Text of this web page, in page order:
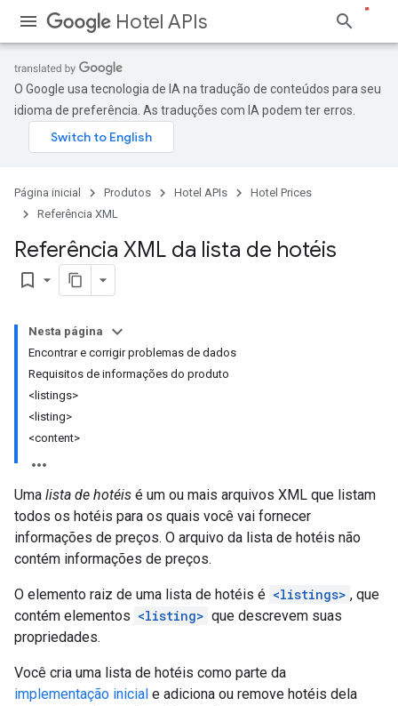
Hotel APIs
O Google usa tecnologia de IA na tradução de conteúdos para seu
idioma de preferência. As traduções com IA podem ter erros.
Página inicial Produtos Hotel APIs
Hotel Prices
Referência XML
Referência XML da lista de hotéis
bookmark_border
Nesta página
Encontrar e corrigir problemas de dados
Requisitos de informações do produto
<listings>
<listing>
<content>
Uma lista de hotéis é um ou mais arquivos XML que listam
todos os hotéis para os quais você vai fornecer
informações de preços. O arquivo da lista de hotéis não
contém informações de preços.
O elemento raiz de uma lista de hotéis é <listings> , que
contém elementos <listing> que descrevem suas
propriedades.
Você cria uma lista de hotéis como parte da
implementação inicial e adiciona ou remove hotéis dela